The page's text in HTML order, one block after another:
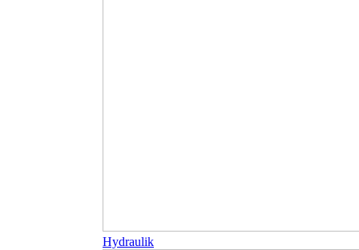
Hydraulik